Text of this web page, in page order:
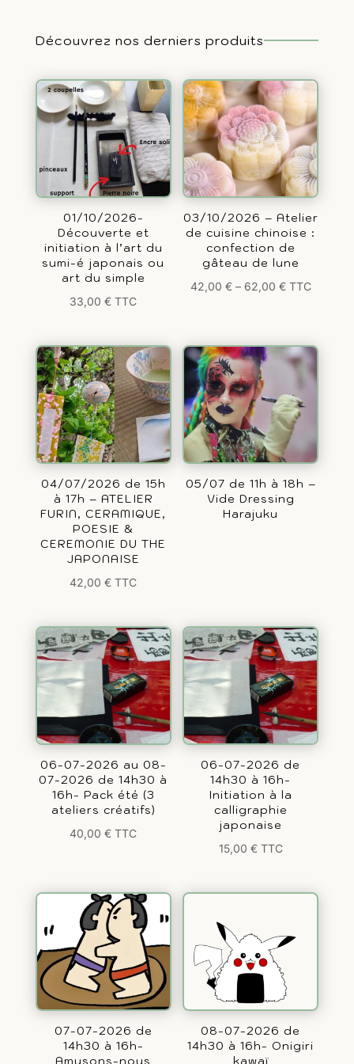
Découvrez nos derniers produits
01/10/2026-
Découverte et
initiation à l’art du
sumi-é japonais ou
art du simple
33,00€ TTC
03/10/2026 – Atelier
de cuisine chinoise :
confection de
gâteau de lune
42,00 €– 62,00 € TTC
04/07/2026 de 15h
à 17h – ATELIER
FURIN, CERAMIQUE,
POESIE &
CEREMONIE DU THE
JAPONAISE
42,00€ TTC
05/07 de 11h à 18h –
Vide Dressing
Harajuku
06-07-2026 au 08-
07-2026 de 14h30 à
16h- Pack été (3
ateliers créatifs)
40,00€ TTC
06-07-2026 de
14h30 à 16h-
Initiation à la
calligraphie
japonaise
15,00 € TTC
07-07-2026 de
14h30 à 16h-
Amusons-nous
08-07-2026 de
14h30 à 16h- Onigiri
kawaï